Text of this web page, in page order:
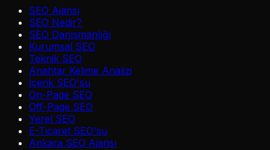
SEO Ajansı
SEO Nedir?
SEO Danışmanlığı
Kurumsal SEO
Teknik SEO
Anahtar Kelime Analizi
İçerik SEO'su
On-Page SEO
Off-Page SEO
Yerel SEO
E-Ticaret SEO'su
Ankara SEO Ajansı